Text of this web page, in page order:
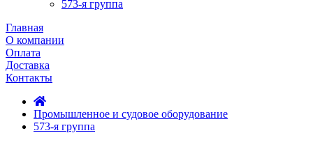
573-я группа
Главная
О компании
Оплата
Доставка
Контакты
Промышленное и судовое оборудование
573-я группа